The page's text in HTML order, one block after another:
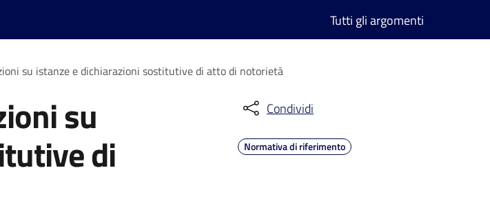
Tutti gli argomenti
su istanze e dichiarazioni sostitutive di atto di notorietà
su
di
Condividi
Normativa di riferimento